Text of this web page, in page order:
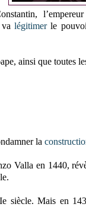
légitimerle
ainsi que toutes
la
Valla en 1440,
siècle. Mais en